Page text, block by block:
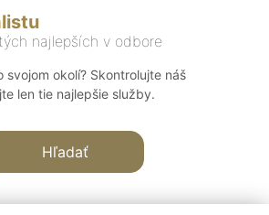
najlepších v odbore
okolí? Skontrolujte náš
len tie najlepšie služby.
Hľadať